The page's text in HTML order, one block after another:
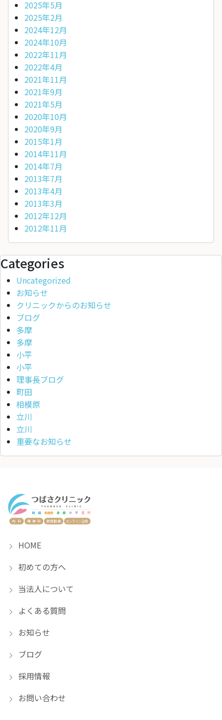
2025年5月
2025年2月
2024年12月
2024年10月
2022年11月
2022年4月
2021年11月
2021年9月
2021年5月
2020年10月
2020年9月
2015年1月
2014年11月
2014年7月
2013年7月
2013年4月
2013年3月
2012年12月
2012年11月
Categories
Uncategorized
お知らせ
クリニックからのお知らせ
ブログ
多摩
多摩
小平
小平
理事長ブログ
町田
相模原
立川
立川
重要なお知らせ
HOME
初めての方へ
当法人について
よくある質問
お知らせ
ブログ
採用情報
お問い合わせ